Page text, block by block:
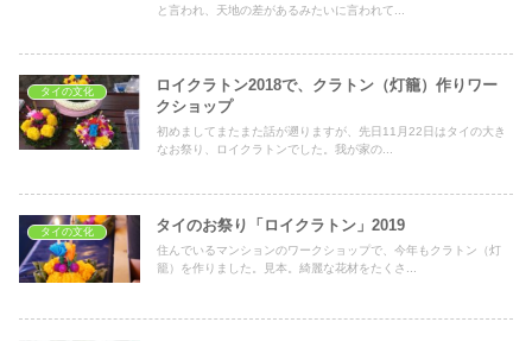
と言われ、天地の差があるみたいに言われて...
タイの文化
ロイクラトン2018で、クラトン（灯籠）作りワー
クショップ
初めましてまたまた話が遡りますが、先日11月22日はタイの大き
なお祭り、ロイクラトンでした。我が家の...
タイの文化 タイのお祭り「ロイクラトン」2019
住んでいるマンションのワークショップで、今年もクラトン（灯
籠）を作りました。見本。綺麗な花材をたくさ...